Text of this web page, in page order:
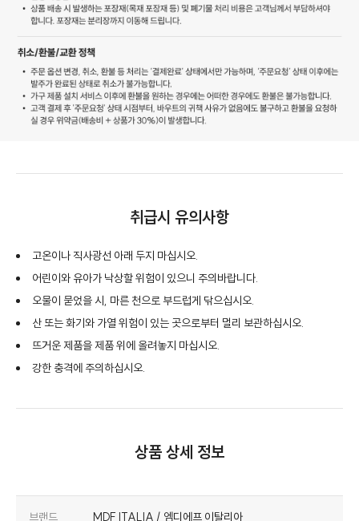
취급시 유의사항
고온이나 직사광선 아래 두지 마십시오.
어린이와 유아가 낙상할 위험이 있으니 주의바랍니다.
오물이 묻었을 시, 마른 천으로 부드럽게 닦으십시오.
산 또는 화기와 가열 위험이 있는 곳으로부터 멀리 보관하십시오.
뜨거운 제품을 제품 위에 올려놓지 마십시오.
강한 충격에 주의하십시오.
상품 상세 정보
브랜드 MDF ITALIA / 엠디에프 이탈리아